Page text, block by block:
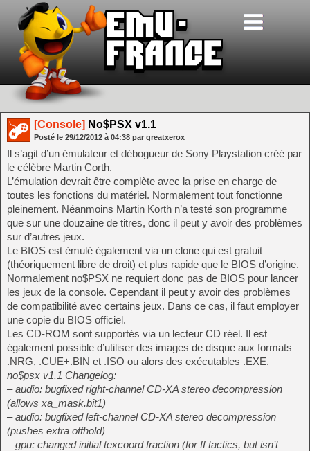
[Console] No$PSX v1.1
Posté le 29/12/2012 à 04:38 par greatxerox
Il s’agit d’un émulateur et débogueur de Sony Playstation créé par
le célèbre Martin Corth.
L’émulation devrait être complète avec la prise en charge de
toutes les fonctions du matériel. Normalement tout fonctionne
pleinement. Néanmoins Martin Korth n’a testé son programme
que sur une douzaine de titres, donc il peut y avoir des problèmes
sur d’autres jeux.
Le BIOS est émulé également via un clone qui est gratuit
(théoriquement libre de droit) et plus rapide que le BIOS d’origine.
Normalement no$PSX ne requiert donc pas de BIOS pour lancer
les jeux de la console. Cependant il peut y avoir des problèmes
de compatibilité avec certains jeux. Dans ce cas, il faut employer
une copie du BIOS officiel.
Les CD-ROM sont supportés via un lecteur CD réel. Il est
également possible d’utiliser des images de disque aux formats
.NRG, .CUE+.BIN et .ISO ou alors des exécutables .EXE.
no$psx v1.1 Changelog:
– audio: bugfixed right-channel CD-XA stereo decompression
(allows xa_mask.bit1)
– audio: bugfixed left-channel CD-XA stereo decompression
(pushes extra offhold)
– gpu: changed initial texcoord fraction (for ff tactics, but isn’t